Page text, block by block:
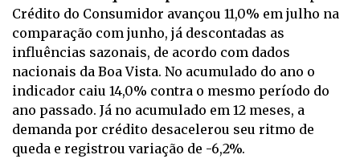
Crédito do Consumidor avançou 11,0% em julho na
comparação com junho, já descontadas as
influências sazonais, de acordo com dados
nacionais da Boa Vista. No acumulado do ano o
indicador caiu 14,0% contra o mesmo período do
ano passado. Já no acumulado em 12 meses, a
demanda por crédito desacelerou seu ritmo de
queda e registrou variação de -6,2%.